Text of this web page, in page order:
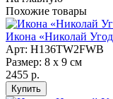
Похожие товары
Икона «Николай
Арт: H136TW2FWB
Размер: 8 х 9 см
2455 р.